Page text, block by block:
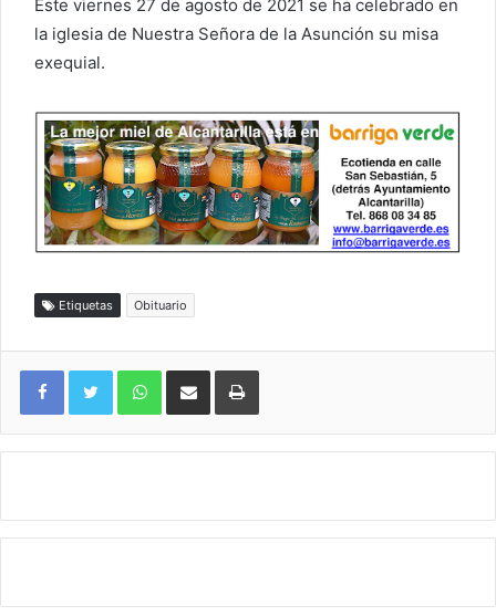
Este viernes 27 de agosto de 2021 se ha celebrado en
la iglesia de Nuestra Señora de la Asunción su misa
exequial.
Etiquetas Obituario
WhatsAppCompartir por correo electrónicoImprimir